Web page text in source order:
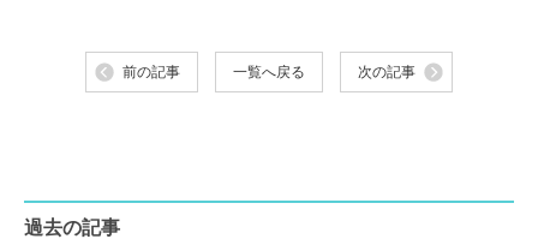
前の記事 一覧へ戻る 次の記事
過去の記事